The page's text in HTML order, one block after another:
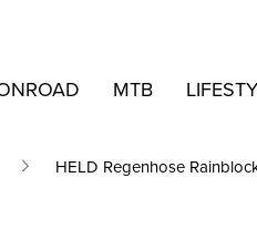
MTB
HELD Regenhose